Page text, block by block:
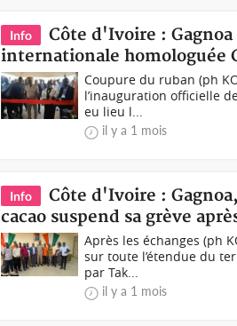
Info
Côte d'Ivoire :
internationale homologuée
Coupure du ruban (ph
l’inauguration officielle
eu lieu l...
il y a 1 mois
Info
Côte d'Ivoire :
cacao suspend sa grève
Après les échanges (ph
sur toute l’étendue du
par Tak...
il y a 1 mois